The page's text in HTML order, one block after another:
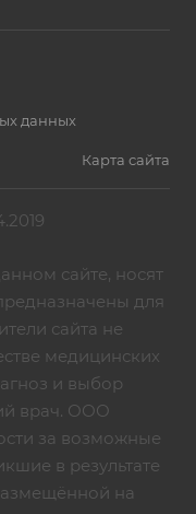
данных
Карта сайта
сайте, носят
для
сайта не
медицинских
и выбор
врач. ООО
за возможные
в результате
на